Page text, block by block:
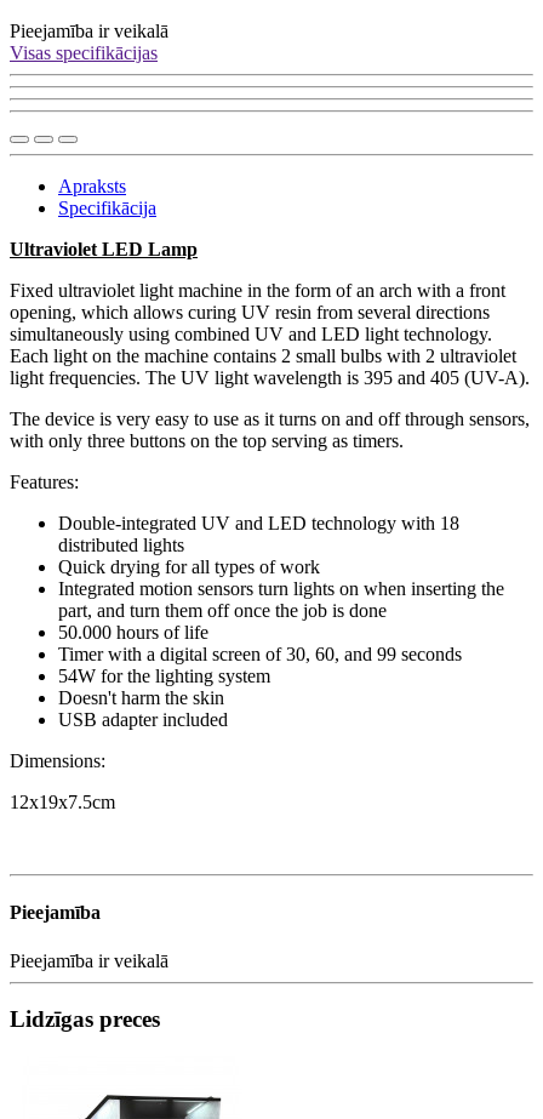
Pieejamība ir veikalā
Visas specifikācijas
Apraksts
Specifikācija
Ultraviolet LED Lamp
Fixed ultraviolet light machine in the form of an arch with a front
opening, which allows curing UV resin from several directions
simultaneously using combined UV and LED light technology.
Each light on the machine contains 2 small bulbs with 2 ultraviolet
light frequencies. The UV light wavelength is 395 and 405 (UV-A).
The device is very easy to use as it turns on and off through sensors,
with only three buttons on the top serving as timers.
Features:
Double-integrated UV and LED technology with 18
distributed lights
Quick drying for all types of work
Integrated motion sensors turn lights on when inserting the
part, and turn them off once the job is done
50.000 hours of life
Timer with a digital screen of 30, 60, and 99 seconds
54W for the lighting system
Doesn't harm the skin
USB adapter included
Dimensions:
12x19x7.5cm
Pieejamība
Pieejamība ir veikalā
Lidzīgas preces